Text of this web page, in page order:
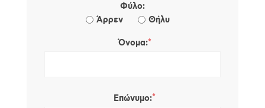
Φύλο:
Άρρεν
Θήλυ
Όνομα:*
Επώνυμο:*